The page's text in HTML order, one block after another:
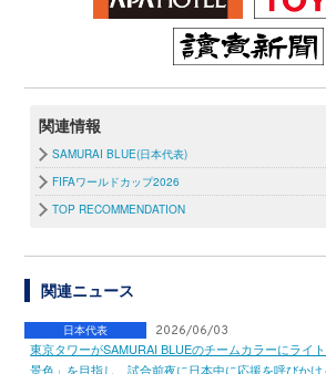
関連情報
SAMURAI BLUE(日本代表)
FIFAワールドカップ2026
TOP RECOMMENDATION
関連ニュース
日本代表 2026/06/03
東京タワーがSAMURAI BLUEのチームカラーにライ
景色」を目指し、試合前夜に日本中に応援を呼びか